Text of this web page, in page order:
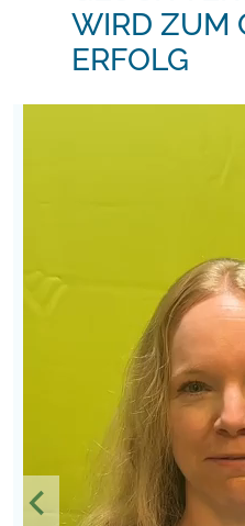
WIRD ZUM
RFOLG
Previous